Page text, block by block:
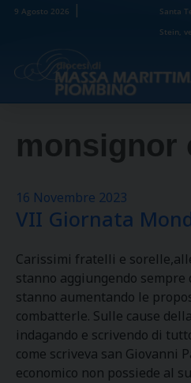
Skip9 Agosto 2026
Santa
Stein,
monsignor
16 Novembre 2023
VII Giornata
Carissimi fratelli e
stanno aggiungendo
stanno aumentando le
combatterle. Sulle cause
indagando e scrivendo di
come scriveva san Giovanni
economico non possiede al